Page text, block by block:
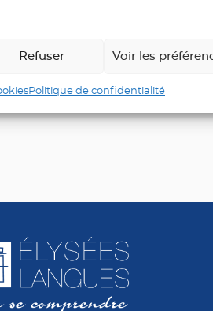
Refuser Voir les
Politique de confidentialité